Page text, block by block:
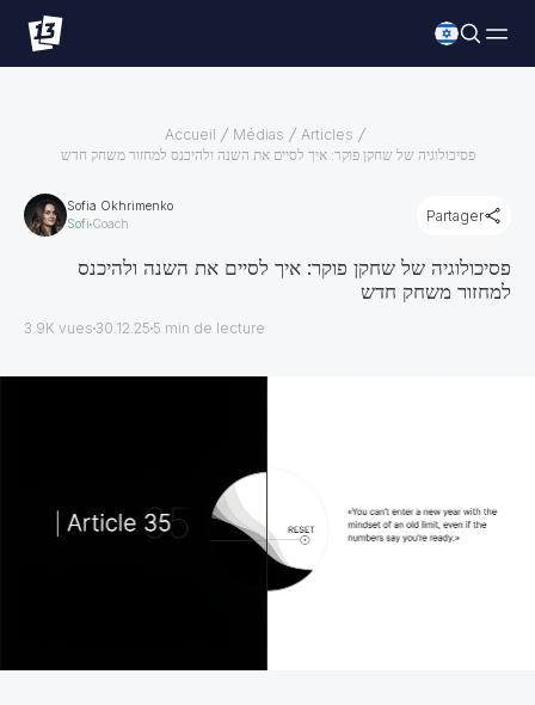
Accueil Médias
Articles
פסיכולוגיה של שחקן פוקר: איך לסיים את השנה ולהיכנס למחזור משחק חדש
Sofia Okhrimenko
Sofi Coach Partager
פסיכולוגיה של שחקן פוקר: איך לסיים את השנה ולהיכנס
למחזור משחק חדש
3.9K vues 30.12.25 5 min de lecture